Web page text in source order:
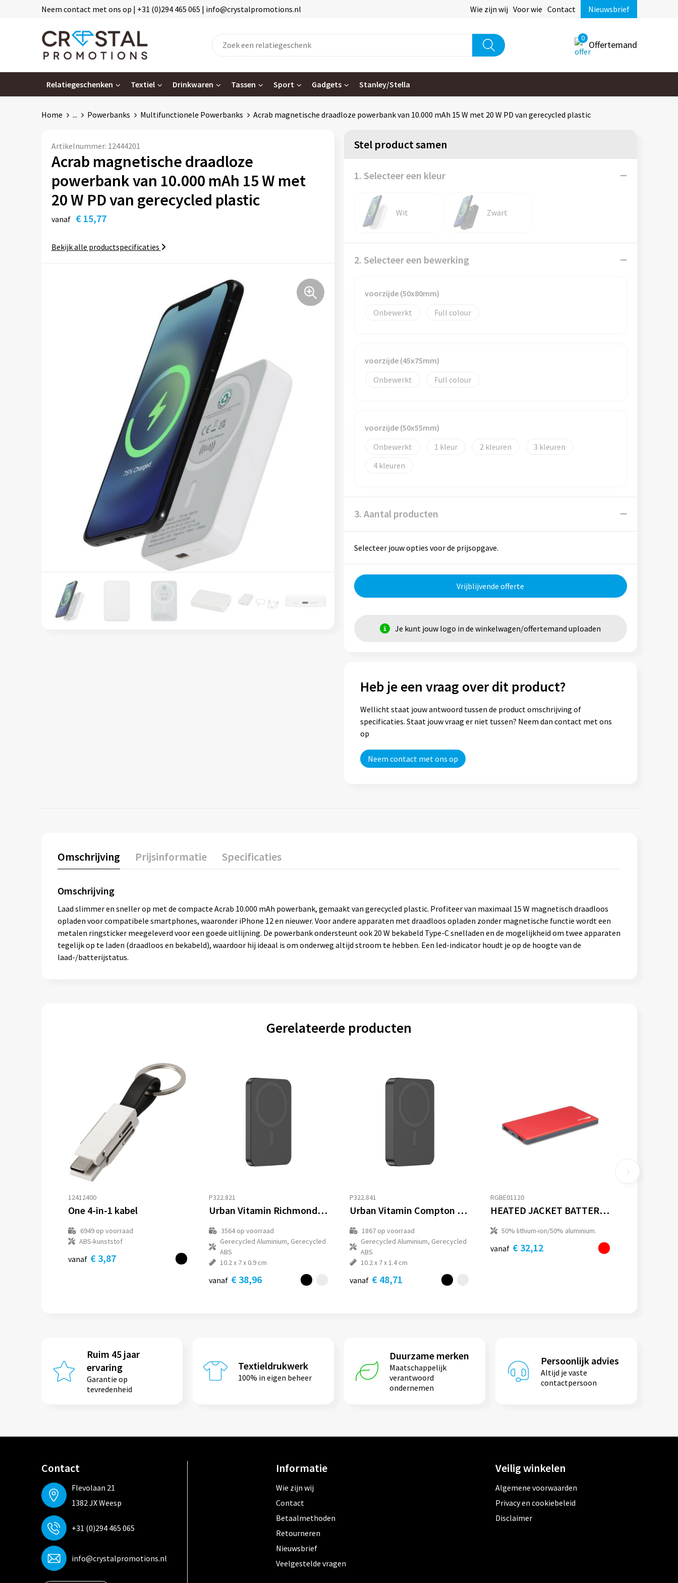
Neem contact met ons op | +31 (0)294 465 065 | info@crystalpromotions.nl Wie zijn wij Voor wie Contact Nieuwsbrief
0
Offertemand
Relatiegeschenken Textiel Drinkwaren Tassen Sport Gadgets Stanley/Stella
Home ... Powerbanks Multifunctionele Powerbanks Acrab magnetische draadloze powerbank van 10.000 mAh 15 W met 20 W PD van gerecycled plastic
Artikelnummer: 12444201
Acrab magnetische draadloze
powerbank van 10.000 mAh 15 W met
20 W PD van gerecycled plastic
vanaf € 15,77
Bekijk alle productspecificaties
Stel product samen
1. Selecteer een kleur
Wit Zwart
2. Selecteer een bewerking
voorzijde (50x80mm)
Onbewerkt
Full colour
voorzijde (45x75mm)
Onbewerkt
Full colour
voorzijde (50x55mm)
Onbewerkt
1 2
3
4
3. Aantal producten
Selecteer jouw opties voor de prijsopgave.
Vrijblijvende offerte
Je kunt jouw logo in de winkelwagen/offertemand uploaden
Heb je een vraag over dit product?
Wellicht staat jouw antwoord tussen de product omschrijving of
specificaties. Staat jouw vraag er niet tussen? Neem dan contact met ons
op
Neem contact met ons op
Omschrijving Prijsinformatie Specificaties
Omschrijving
Laad slimmer en sneller op met de compacte Acrab 10.000 mAh powerbank, gemaakt van gerecycled plastic. Profiteer van maximaal 15 W magnetisch draadloos
opladen voor compatibele smartphones, waaronder iPhone 12 en nieuwer. Voor andere apparaten met draadloos opladen zonder magnetische functie wordt een
metalen ringsticker meegeleverd voor een goede uitlijning. De powerbank ondersteunt ook 20 W bekabeld Type-C snelladen en de mogelijkheid om twee apparaten
tegelijk op te laden (draadloos en bekabeld), waardoor hij ideaal is om onderweg altijd stroom te hebben. Een led-indicator houdt je op de hoogte van de
laad-/batterijstatus.
Gerelateerde producten
12412400
One 4-in-1 kabel
6949op voorraad
ABS-kunststof
vanaf € 3,87
P322.821
Urban Vitamin Richmond RCS rplastic/alu 5000 mAh powerbank
3564op voorraad
Gerecycled Aluminium, Gerecycled
ABS
10.2 x 7 x 0.9 cm
vanaf € 38,96
P322.841
Urban Vitamin Compton RCS rplastic/alu 10.000 mAh powerbank
1867 op voorraad
Gerecycled Aluminium, Gerecycled
ABS
10.2 x 7 x 1.4 cm
vanaf € 48,71
RGBE01120
HEATED JACKET BATTERY PACK
50% lithium-ion/50% aluminium.
vanaf € 32,12
Ruim 45 jaar
ervaring
Garantie op
tevredenheid
Textieldrukwerk
100% in eigen beheer
Duurzame merken
Maatschappelijk
verantwoord
ondernemen
Persoonlijk advies
Altijd je vaste
contactpersoon
Contact
Flevolaan 21
1382 JX Weesp
+31 (0)294 465 065
info@crystalpromotions.nl
Informatie
Wie zijn wij
Contact
Betaalmethoden
Retourneren
Nieuwsbrief
Veelgestelde vragen
Veilig winkelen
Algemene voorwaarden
Privacy en cookiebeleid
Disclaimer